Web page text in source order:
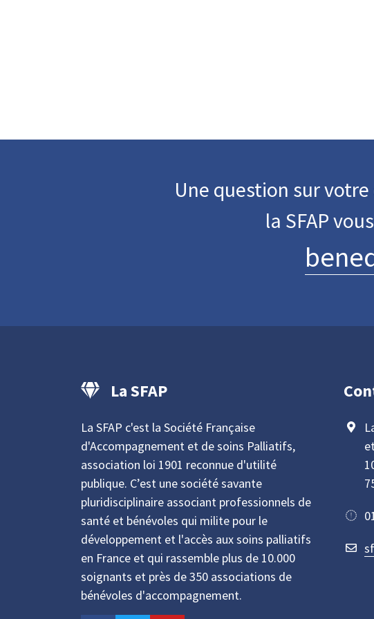
Une question sur
la SFAP
La SFAP
La SFAP c'est la Société Française
d'Accompagnement et de soins Palliatifs,
association loi 1901 reconnue d'utilité
publique. C’est une société savante
pluridisciplinaire associant professionnels de
santé et bénévoles qui milite pour le
développement et l'accès aux soins palliatifs
en France et qui rassemble plus de 10.000
soignants et près de 350 associations de
bénévoles d'accompagnement.